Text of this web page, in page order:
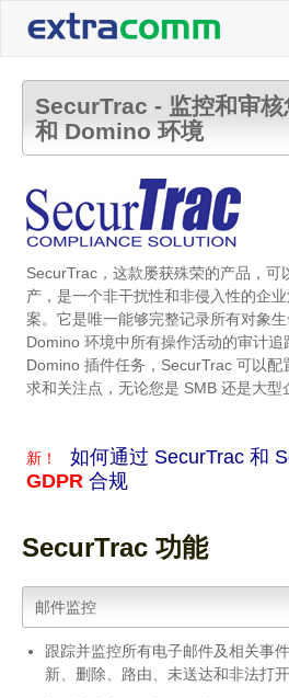
SecurTrac - 监控和审
和 Domino 环境
SecurTrac，这款屡获殊荣的产品，可
产，是一个非干扰性和非侵入性的企
案。它是唯一能够完整记录所有对象
Domino 环境中所有操作活动的审计追
Domino 插件任务，SecurTrac 可以配
求和关注点，无论您是 SMB 还是大型
新！
如何通过 SecurTrac 和
GDPR合规
SecurTrac 功能
邮件监控
跟踪并监控所有电子邮件及相关事
新、删除、路由、未送达和非法打开